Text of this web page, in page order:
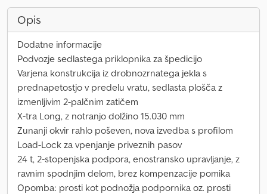
Opis
Dodatne informacije
Podvozje sedlastega priklopnika za špedicijo
Varjena konstrukcija iz drobnozrnatega jekla s
prednapetostjo v predelu vratu, sedlasta plošča z
izmenljivim 2-palčnim zatičem
X-tra Long, z notranjo dolžino 15.030 mm
Zunanji okvir rahlo poševen, nova izvedba s profilom
Load-Lock za vpenjanje priveznih pasov
24 t, 2-stopenjska podpora, enostransko upravljanje, z
ravnim spodnjim delom, brez kompenzacije pomika
Opomba: prosti kot podnožja podpornika oz. prosti